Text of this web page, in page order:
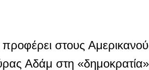
προφέρει στους
Αδάμ στη